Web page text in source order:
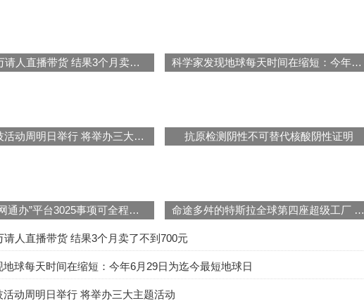
商家花10万请人直播带货 结果3个月卖了不到700元 科学家发现地球每天时间在缩短：今年6月29日为迄今最短地球日
贵州省科技活动周明日举行 将举办三大主题活动 抗原检测阴性不可替代核酸阴性证明
上海：“一网通办”平台3025事项可全程网办 命途多舛的特斯拉全球第四座超级工厂 投产又要延后了……
请人直播带货 结果3个月卖了不到700元
地球每天时间在缩短：今年6月29日为迄今最短地球日
活动周明日举行 将举办三大主题活动